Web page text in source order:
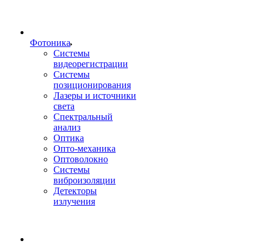
Фотоника
Cистемы
видеорегистрации
Системы
позиционирования
Лазеры и источники
света
Спектральный
анализ
Оптика
Опто-механика
Оптоволокно
Системы
виброизоляции
Детекторы
излучения